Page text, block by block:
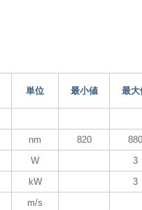
単位 最小値 最大
nm 820 880
W
3
kW
3
m/s